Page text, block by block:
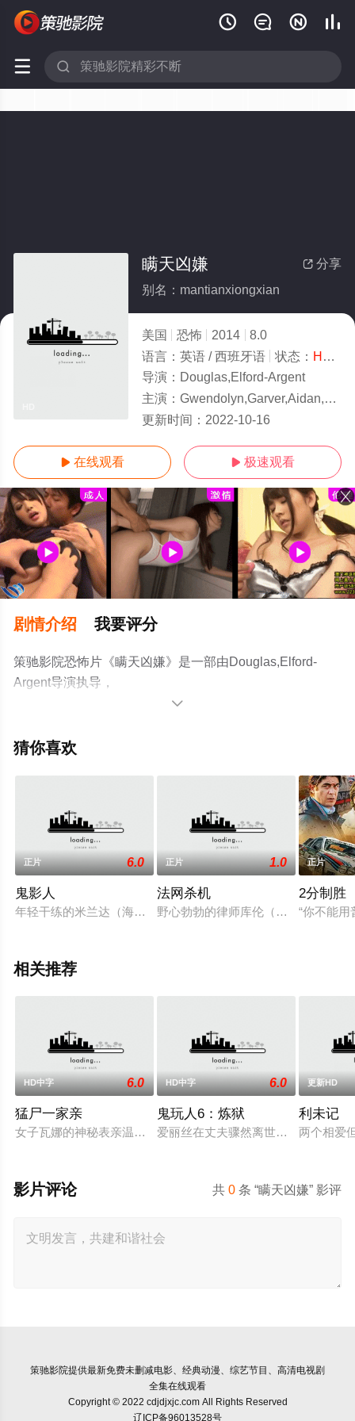
   
 
 分享
瞒天凶嫌
别名：mantianxiongxian
美国 恐怖 2014
8.0
语言： 英语 / 西班牙语 状态： HD/高清
导演： Douglas,Elford-Argent
主演： Gwendolyn,Garver,Aidan,Bristow,Xavier,Jimenez-March,Fernando,Gaviria,
更新时间： 2022-10-16
 在线观看  极速观看
剧情介绍 我要评分
策驰影院恐怖片《瞒天凶嫌》是一部由Douglas,Elford-
Argent导演执导，
Gwendolyn,Garver,Aidan,Bristow,Xavier,Jimenez-
演员精彩演绎的美国电影，手机免费观看高清无删减完整

猜你喜欢
正片 6.0
鬼影人
年轻干练的米兰达（海莉·贝瑞 Halle Berry 饰）是一名卓有成就
正片 1.0
法网杀机
野心勃勃的律师库伦（比尔普曼）即
正片
2分制胜
“你不能
相关推荐
HD中字 6.0
猛尸一家亲
女子瓦娜的神秘表亲温思罗普突然仓皇登门，身后还跟着一个
HD中字 6.0
鬼玩人6：炼狱
爱丽丝在丈夫骤然离世后深陷悲痛，
更新HD
利未记
两个相爱
共0 条 “瞒天凶嫌” 影评
影片评论
策驰影院提供最新免费未删减电影、经典动漫、综艺节目、高清电视剧
全集在线观看
Copyright © 2022 cdjdjxjc.com All Rights Reserved
辽ICP备96013528号